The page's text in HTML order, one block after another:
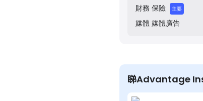
財務 保險 主要
媒體 媒體廣告
睇Advantage